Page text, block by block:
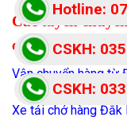
Các tuyến
các tỉnh Miền
Vận chuyển hàng từ
Xe tải chở hàng Đắk
Hotline:
87
CSKH:
CSKH: